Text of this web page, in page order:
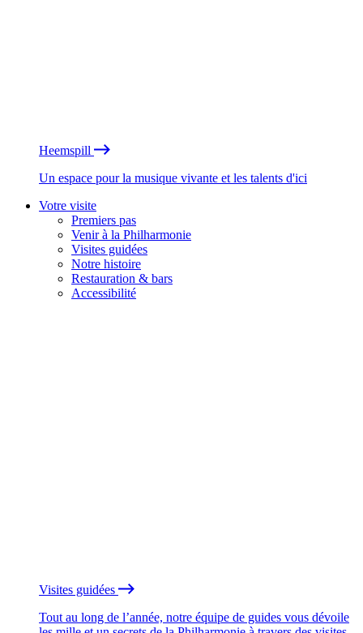
Heemspill
Un espace pour la musique vivante et les talents d'ici
Votre visite
Premiers pas
Venir à la Philharmonie
Visites guidées
Notre histoire
Restauration & bars
Accessibilité
Visites guidées
Tout au long de l’année, notre équipe de guides vous dévoile